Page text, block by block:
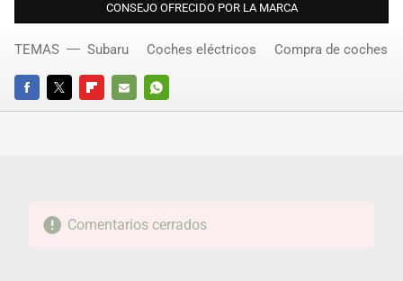
CONSEJO OFRECIDO POR LA MARCA
FACEBOOKTWITTERFLIPBOARD
E-
WHATSAPP
TEMAS Subaru Coches eléctricos Compra de coches
Comentarios cerrados